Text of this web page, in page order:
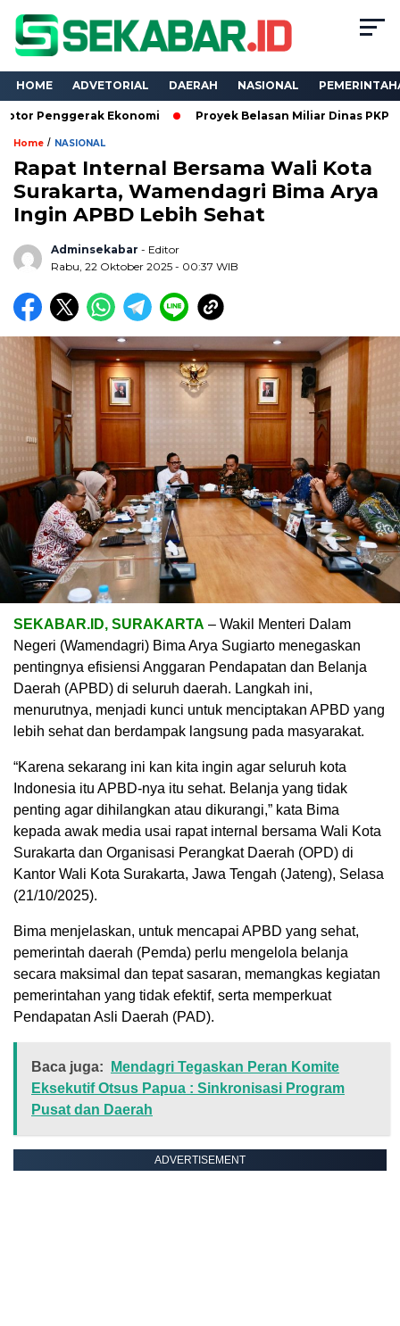
HOME ADVETORIAL DAERAH NASIONAL
Ekonomi Proyek Belasan Miliar Dinas PKPCK Lampung
Home / NASIONAL
Rapat Internal Bersama Wali Kota
Surakarta, Wamendagri Bima Arya
Ingin APBD Lebih Sehat
Adminsekabar - Editor
Rabu, 22 Oktober 2025 - 00:37 WIB
SEKABAR.ID, SURAKARTA – Wakil Menteri Dalam
Negeri (Wamendagri) Bima Arya Sugiarto menegaskan
pentingnya efisiensi Anggaran Pendapatan dan Belanja
Daerah (APBD) di seluruh daerah. Langkah ini,
menurutnya, menjadi kunci untuk menciptakan APBD yang
lebih sehat dan berdampak langsung pada masyarakat.
“Karena sekarang ini kan kita ingin agar seluruh kota
Indonesia itu APBD-nya itu sehat. Belanja yang tidak
penting agar dihilangkan atau dikurangi,” kata Bima
kepada awak media usai rapat internal bersama Wali Kota
Surakarta dan Organisasi Perangkat Daerah (OPD) di
Kantor Wali Kota Surakarta, Jawa Tengah (Jateng), Selasa
(21/10/2025).
Bima menjelaskan, untuk mencapai APBD yang sehat,
pemerintah daerah (Pemda) perlu mengelola belanja
secara maksimal dan tepat sasaran, memangkas kegiatan
pemerintahan yang tidak efektif, serta memperkuat
Pendapatan Asli Daerah (PAD).
Baca juga:
Mendagri Tegaskan Peran Komite
Eksekutif Otsus Papua : Sinkronisasi Program
Pusat dan Daerah
ADVERTISEMENT